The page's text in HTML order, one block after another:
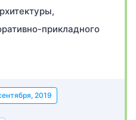
прикладного
2019